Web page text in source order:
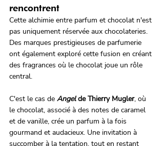
rencontrent
Cette alchimie entre parfum et chocolat n'est
pas uniquement réservée aux chocolateries.
Des marques prestigieuses de parfumerie
ont également exploré cette fusion en créant
des fragrances où le chocolat joue un rôle
central.
C'est le cas de Angel de Thierry Mugler, où
le chocolat, associé à des notes de caramel
et de vanille, crée un parfum à la fois
gourmand et audacieux. Une invitation à
succomber à la tentation, tout en restant